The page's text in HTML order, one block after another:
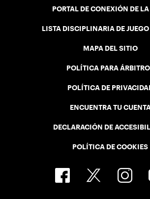
PORTAL DE CONEXIÓN DE LA
LISTA DISCIPLINARIA DE JUEGO
MAPA DEL SITIO
POLÍTICA PARA
POLÍTICA DE
ENCUENTRA TU CUENTA
DECLARACIÓN DE
POLÍTICA DE COOKIES